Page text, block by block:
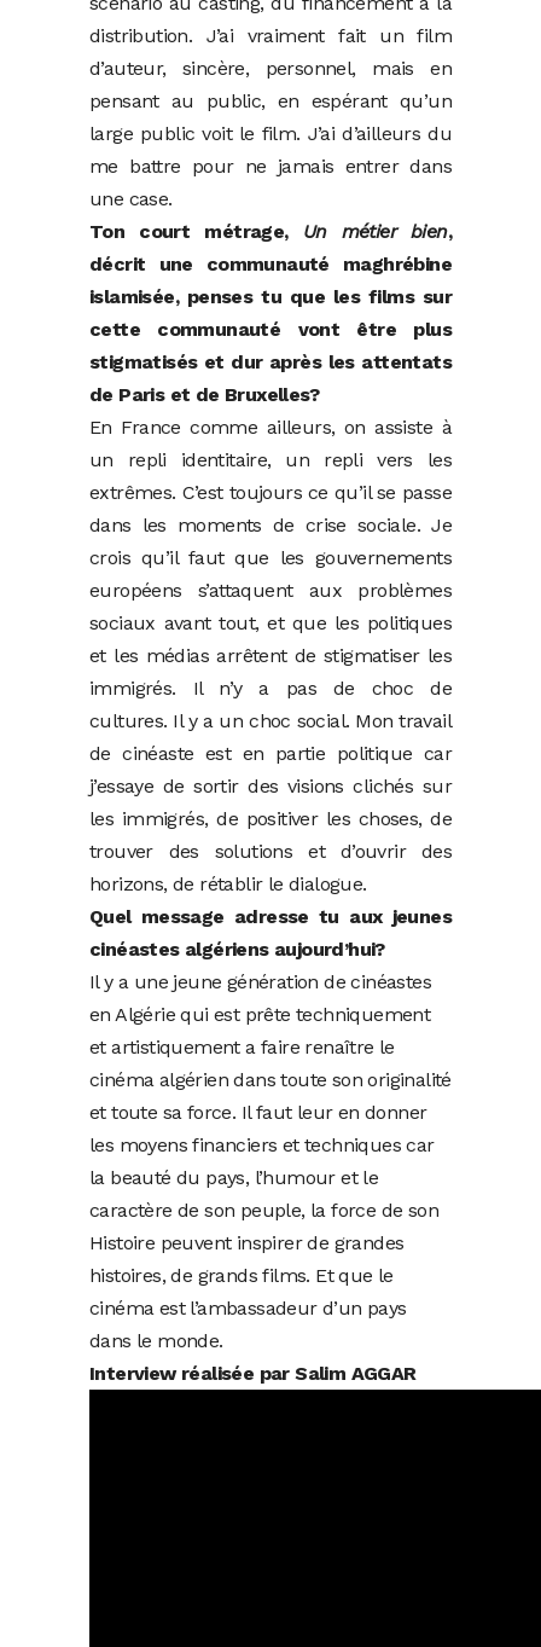
distribution. J’ai vraiment fait un film
d’auteur, sincère, personnel, mais en
pensant au public, en espérant qu’un
large public voit le film. J’ai d’ailleurs du
me battre pour ne jamais entrer dans
une case.
Ton court métrage, Un métier bien,
décrit une communauté maghrébine
islamisée, penses tu que les films sur
cette communauté vont être plus
stigmatisés et dur après les attentats
de Paris et de Bruxelles?
En France comme ailleurs, on assiste à
un repli identitaire, un repli vers les
extrêmes. C’est toujours ce qu’il se passe
dans les moments de crise sociale. Je
crois qu’il faut que les gouvernements
européens s’attaquent aux problèmes
sociaux avant tout, et que les politiques
et les médias arrêtent de stigmatiser les
immigrés. Il n’y a pas de choc de
cultures. Il y a un choc social. Mon travail
de cinéaste est en partie politique car
j’essaye de sortir des visions clichés sur
les immigrés, de positiver les choses, de
trouver des solutions et d’ouvrir des
horizons, de rétablir le dialogue.
Quel message adresse tu aux jeunes
cinéastes algériens aujourd’hui?
Il y a une jeune génération de cinéastes
en Algérie qui est prête techniquement
et artistiquement a faire renaître le
cinéma algérien dans toute son originalité
et toute sa force. Il faut leur en donner
les moyens financiers et techniques car
la beauté du pays, l’humour et le
caractère de son peuple, la force de son
Histoire peuvent inspirer de grandes
histoires, de grands films. Et que le
cinéma est l’ambassadeur d’un pays
dans le monde.
Interview réalisée par Salim AGGAR